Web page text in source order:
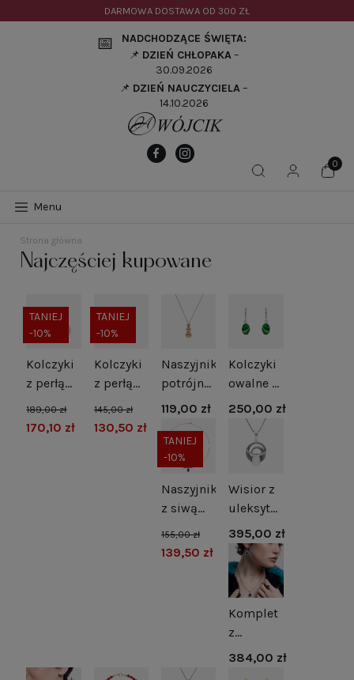
DARMOWA DOSTAWA OD300 ZŁ
📅
NADCHODZĄCE ŚWIĘTA:
📌 DZIEŃ CHŁOPAKA–
30.09.2026
📌 DZIEŃ NAUCZYCIELA–
14.10.2026
Menu
Strona główna
Najczęściej kupowane
TANIEJ
-10%
Kolczyki
z perłą
i
189,00 zł
170,10 zł
TANIEJ
-10%
Kolczyki
z perłą
srebro
145,00 zł
130,50 zł
Naszyjnik
potrójne
kulki
srebro
119,00 zł
Kolczyki
owalne z
zielonym
kocim
okiem
srebro
250,00 zł
TANIEJ
-10%
Naszyjnik
z siwą
hematytami
155,00 zł
139,50 zł
Wisior z
uleksytem
srebro
oksydowane
395,00 zł
Komplet
z
szafirowymi
384,00 zł